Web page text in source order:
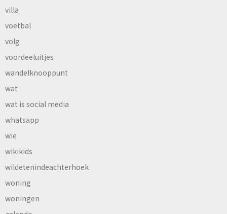
villa
voetbal
volg
voordeeluitjes
wandelknooppunt
wat
wat is social media
whatsapp
wie
wikikids
wildetenindeachterhoek
woning
woningen